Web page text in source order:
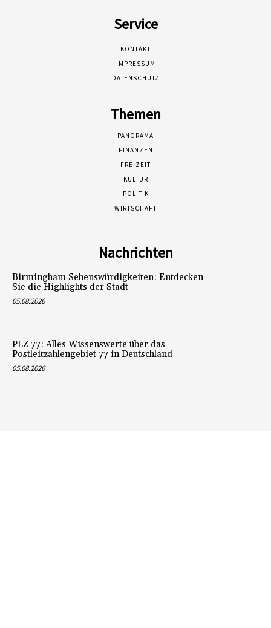
Service
KONTAKT
IMPRESSUM
DATENSCHUTZ
Themen
PANORAMA
FINANZEN
FREIZEIT
KULTUR
POLITIK
WIRTSCHAFT
Nachrichten
Birmingham Sehenswürdigkeiten: Entdecken
Sie die Highlights der Stadt
05.08.2026
PLZ 77: Alles Wissenswerte über das
Postleitzahlengebiet 77 in Deutschland
05.08.2026